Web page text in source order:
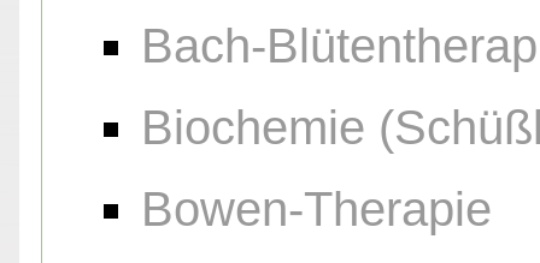
Bach-
Biochemie
Bowen-Therapie